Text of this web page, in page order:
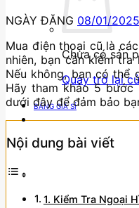
Chưa có sản
Quay trở lại
BẢNG GIÁ SỈ
NGÀY ĐĂNG 08/01/2025
Mua điện thoại cũ là
nhiên, bạn cần kiểm
Nếu không, bạn có thể
Hãy tham khảo 5
dưới đây để đảm bảo
Nội dung bài viết
1. Kiểm Tra Ngoại